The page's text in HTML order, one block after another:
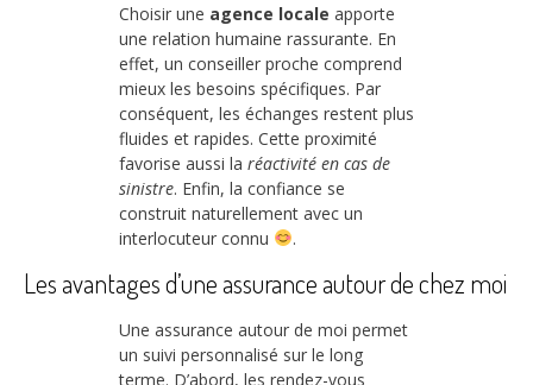
Choisir une agence locale apporte
une relation humaine rassurante. En
effet, un conseiller proche comprend
mieux les besoins spécifiques. Par
conséquent, les échanges restent plus
fluides et rapides. Cette proximité
favorise aussi la réactivité en cas de
sinistre. Enfin, la confiance se
construit naturellement avec un
interlocuteur connu
.
Les avantages d’une assurance autour de chez moi
Une assurance autour de moi permet
un suivi personnalisé sur le long
terme. D’abord, les rendez-vous